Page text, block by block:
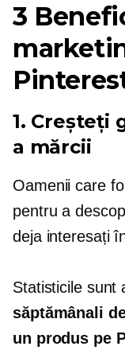
3
1. Creșteți
a mărcii
Oamenii care
pentru a
deja interesați
Statisticile sunt
săptămânali
un produs pe